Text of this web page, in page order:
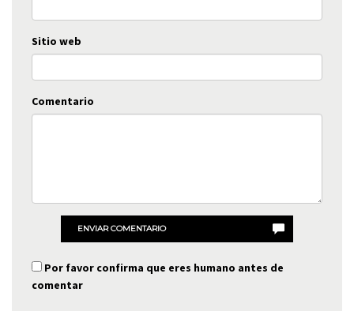
Sitio web
Comentario
ENVIAR COMENTARIO
Por favor confirma que eres humano antes de
comentar